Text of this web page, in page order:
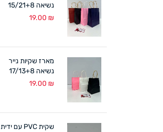
נשיאה 15/21+8
ס"מ ידית מגולגלת
19.00 ₪
מארז שקיות נייר
נשיאה 17/13+8
ס"מ ידית מגולגלת
19.00 ₪
שקית PVC עם ידית